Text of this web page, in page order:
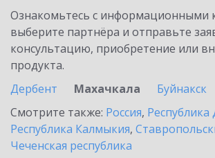
Ознакомьтесь с информационными
выберите партнёра и отправьте
консультацию, приобретение или
продукта.
Дербент
Махачкала
Буйнакск
Смотрите также: Россия, Республика
Республика Калмыкия,
Чеченская республика